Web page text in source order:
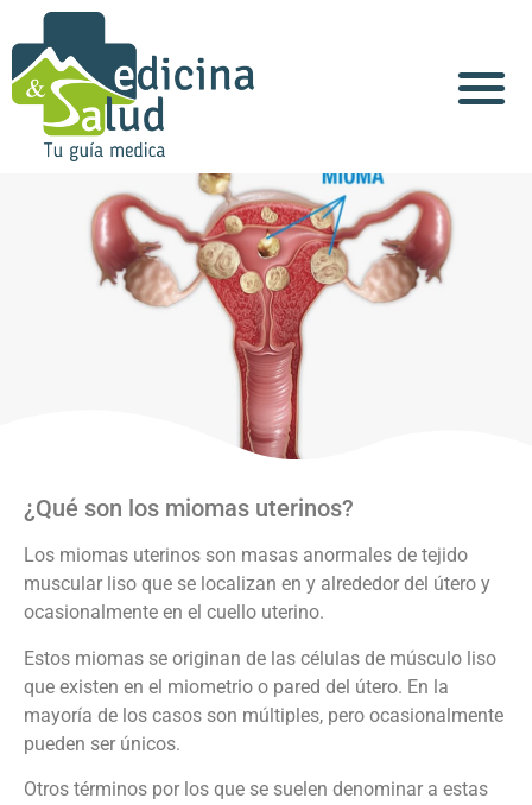
¿Qué son los miomas uterinos?
Los miomas uterinos son masas anormales de tejido
muscular liso que se localizan en y alrededor del útero y
ocasionalmente en el cuello uterino.
Estos miomas se originan de las células de músculo liso
que existen en el miometrio o pared del útero. En la
mayoría de los casos son múltiples, pero ocasionalmente
pueden ser únicos.
Otros términos por los que se suelen denominar a estas